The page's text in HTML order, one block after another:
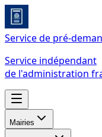
Service de pré-
Service indépendant
de l'administration
Mairies